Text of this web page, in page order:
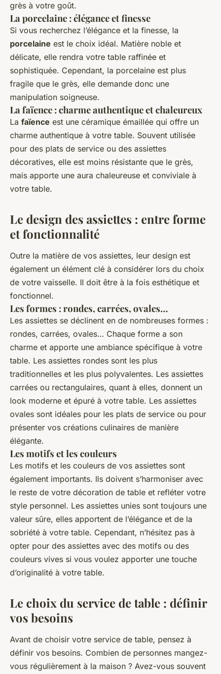
grès à votre goût.
La porcelaine : élégance et finesse
Si vous recherchez l’élégance et la finesse, la
porcelaine est le choix idéal. Matière noble et
délicate, elle rendra votre table raffinée et
sophistiquée. Cependant, la porcelaine est plus
fragile que le grès, elle demande donc une
manipulation soigneuse.
La faïence : charme authentique et chaleureux
La faïence est une céramique émaillée qui offre un
charme authentique à votre table. Souvent utilisée
pour des plats de service ou des assiettes
décoratives, elle est moins résistante que le grès,
mais apporte une aura chaleureuse et conviviale à
votre table.
Le design des assiettes : entre forme
et fonctionnalité
Outre la matière de vos assiettes, leur design est
également un élément clé à considérer lors du choix
de votre vaisselle. Il doit être à la fois esthétique et
fonctionnel.
Les formes : rondes, carrées, ovales…
Les assiettes se déclinent en de nombreuses formes :
rondes, carrées, ovales… Chaque forme a son
charme et apporte une ambiance spécifique à votre
table. Les assiettes rondes sont les plus
traditionnelles et les plus polyvalentes. Les assiettes
carrées ou rectangulaires, quant à elles, donnent un
look moderne et épuré à votre table. Les assiettes
ovales sont idéales pour les plats de service ou pour
présenter vos créations culinaires de manière
élégante.
Les motifs et les couleurs
Les motifs et les couleurs de vos assiettes sont
également importants. Ils doivent s’harmoniser avec
le reste de votre décoration de table et refléter votre
style personnel. Les assiettes unies sont toujours une
valeur sûre, elles apportent de l’élégance et de la
sobriété à votre table. Cependant, n’hésitez pas à
opter pour des assiettes avec des motifs ou des
couleurs vives si vous voulez apporter une touche
d’originalité à votre table.
Le choix du service de table : définir
vos besoins
Avant de choisir votre service de table, pensez à
définir vos besoins. Combien de personnes mangez-
vous régulièrement à la maison ? Avez-vous souvent